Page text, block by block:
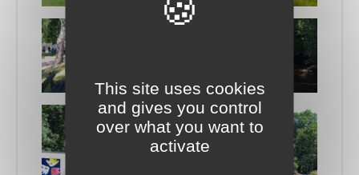
This site uses cookies
and gives you control
over what you want to
activate